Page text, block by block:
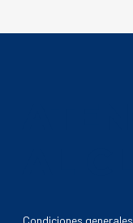
Condiciones generales